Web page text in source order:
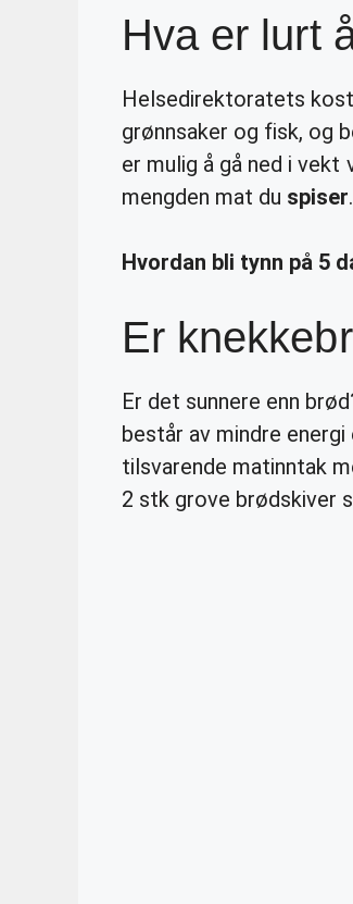
Hva er lurt
Helsedirektoratets
grønnsaker og fisk, og
er mulig å gå ned i
mengden mat du spiser.
Hvordan bli tynn på 5
Er
Er det sunnere enn
består av mindre
tilsvarende matinntak
2 stk grove brødskiver